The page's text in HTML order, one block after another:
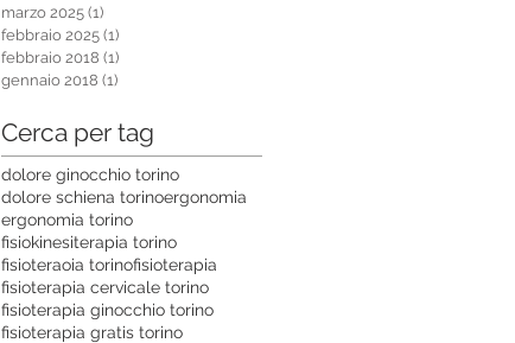
marzo 2025 (1)
febbraio 2025 (1)
febbraio 2018 (1)
gennaio 2018 (1)
Cerca per tag
dolore ginocchio torino
dolore schiena torinoergonomia
ergonomia torino
fisiokinesiterapia torino
fisioteraoia torinofisioterapia
fisioterapia cervicale torino
fisioterapia ginocchio torino
fisioterapia gratis torino